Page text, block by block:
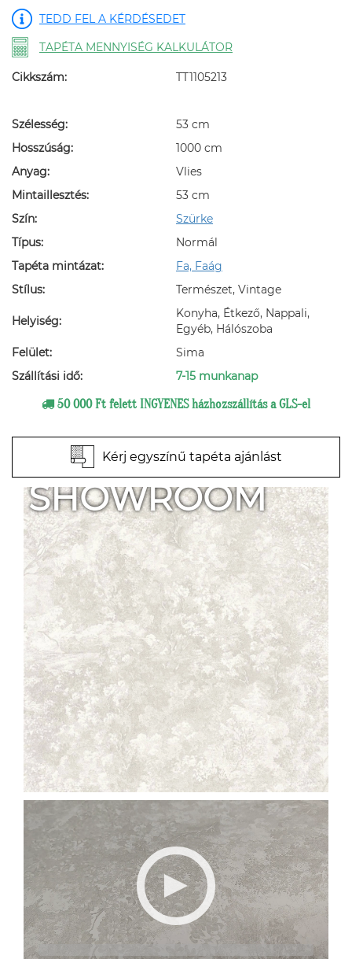
TEDD FEL A KÉRDÉSEDET
TAPÉTA MENNYISÉG KALKULÁTOR
Cikkszám: TT1105213
Szélesség:
53 cm
Hosszúság:
1000 cm
Anyag:
Vlies
Mintaillesztés:
53 cm
Szín:
Szürke
Típus:
Normál
Tapéta mintázat:
Fa, Faág
Stílus:
Természet, Vintage
Helyiség:
Konyha, Étkező, Nappali,
Egyéb, Hálószoba
Felület:
Sima
Szállítási idő:
7-15 munkanap
50 000 Ft felett INGYENES házhozszállítás a GLS-el
Kérj egyszínű tapéta ajánlást
SHOWROOM